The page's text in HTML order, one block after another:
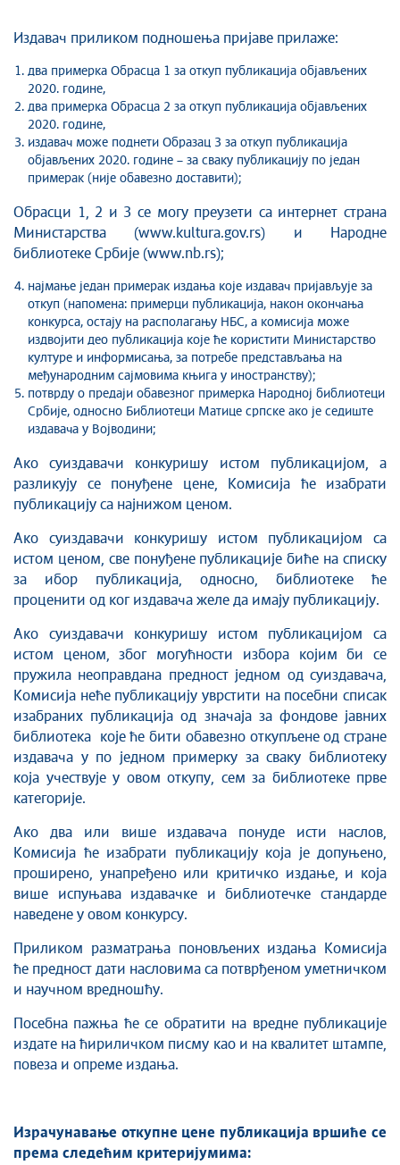
Издавач приликом подношења пријаве прилаже:
два примерка Обрасца 1 за откуп публикација објављених
2020. године,
два примерка Обрасца 2 за откуп публикација објављених
2020. године,
издавач може поднети Образац 3 за откуп публикација
објављених 2020. године – за сваку публикацију по један
примерак (није обавезно доставити);
Обрасци 1, 2 и 3 се могу преузети са интернет страна
Министарства (www.kultura.gov.rs) и Народне
библиотеке Србије (www.nb.rs);
најмање један примерак издања које издавач пријављује за
откуп (напомена: примерци публикација, након окончања
конкурса, остају на располагању НБС, а комисија може
издвојити део публикација које ће користити Министарство
културе и информисања, за потребе представљања на
међународним сајмовима књига у иностранству);
потврду о предаји обавезног примерка Народној библиотеци
Србије, односно Библиотеци Матице српске ако је седиште
издавача у Војводини;
Ако суиздавачи конкуришу истом публикацијом, а
разликују се понуђене цене, Комисија ће изабрати
публикацију са најнижом ценом.
Ако суиздавачи конкуришу истом публикацијом са
истом ценом, све понуђене публикације биће на списку
за ибор публикација, односно, библиотеке ће
проценити од ког издавача желе да имају публикацију.
Ако суиздавачи конкуришу истом публикацијом са
истом ценом, због могућности избора којим би се
пружила неоправдана предност једном од суиздавача,
Комисија неће публикацију уврстити на посебни списак
изабраних публикација од значаја за фондове јавних
библиотека које ће бити обавезно откупљене од стране
издавача у по једном примерку за сваку библиотеку
која учествује у овом откупу, сем за библиотеке прве
категорије.
Ако два или више издавача понуде исти наслов,
Комисија ће изабрати публикацију која је допуњено,
проширено, унапређено или критичко издање, и која
више испуњава издавачке и библиотечке стандарде
наведене у овом конкурсу.
Приликом разматрања поновљених издања Комисија
ће предност дати насловима са потврђеном уметничком
и научном вредношћу.
Посебна пажња ће се обратити на вредне публикације
издате на ћириличком писму као и на квалитет штампе,
повеза и опреме издања.
Израчунавање откупне цене публикација вршиће се
према следећим критеријумима: